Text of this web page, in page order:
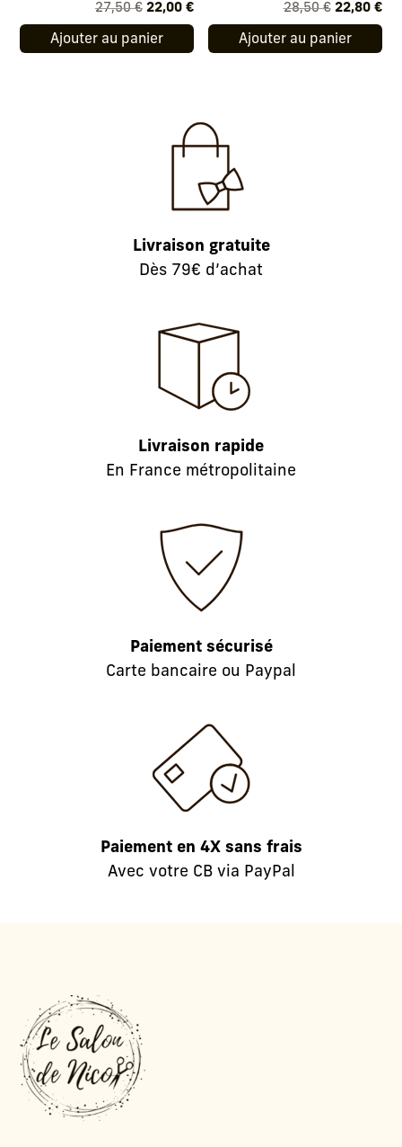
27,50€ Le
prix
initial
22,00 €Le
prix
actuel
Ajouter au panier
28,50€ Le
prix
initial
22,80 €Le
Ajouter au panier
Livraison gratuite
Dès 79€ d’achat
Livraison rapide
En France métropolitaine
Paiement sécurisé
Carte bancaire ou Paypal
Paiement en 4X sans frais
Avec votre CB via PayPal